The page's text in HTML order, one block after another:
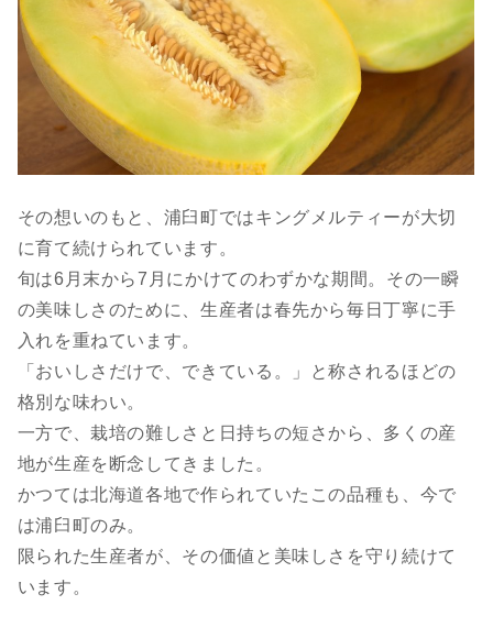
その想いのもと、浦臼町ではキングメルティーが大切
に育て続けられています。
旬は6月末から7月にかけてのわずかな期間。その一瞬
の美味しさのために、生産者は春先から毎日丁寧に手
入れを重ねています。
「おいしさだけで、できている。」と称されるほどの
格別な味わい。
一方で、栽培の難しさと日持ちの短さから、多くの産
地が生産を断念してきました。
かつては北海道各地で作られていたこの品種も、今で
は浦臼町のみ。
限られた生産者が、その価値と美味しさを守り続けて
います。